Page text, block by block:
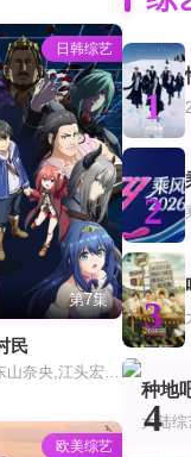
日韩综艺
第7集
民
猪股慧士,东山奈央,江头宏哉,岛崎信长,石见舞菜香,古贺葵,Lynn,梅原裕一郎
欧美综艺
1
2
3
4
种地
大陆综